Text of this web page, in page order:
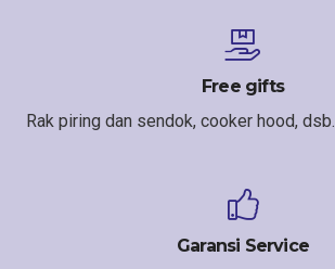
Free gifts
Rak piring dan sendok, cooker hood, dsb.
Garansi Service